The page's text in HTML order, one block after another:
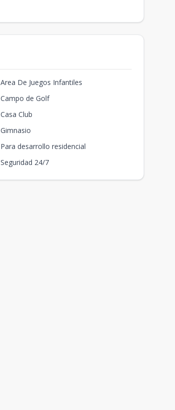
Area De Juegos Infantiles
Campo de Golf
Casa Club
Gimnasio
Para desarrollo residencial
Seguridad 24/7